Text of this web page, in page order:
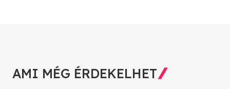
AMI MÉG ÉRDEKELHET